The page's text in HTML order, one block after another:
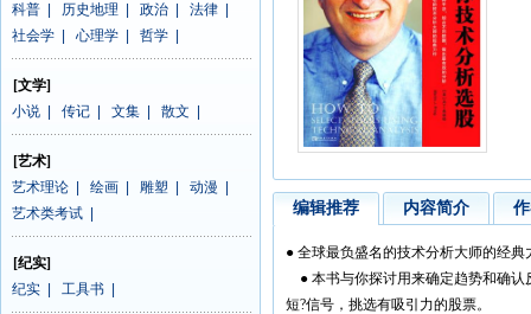
科普
历史地理 政治 法律
社会学
心理学 哲学
[文学]
小说
传记 文集 散文
[艺术]
艺术理论
绘画 雕塑 动漫
艺术类考试
[纪实]
纪实
工具书
编辑推荐 内容简介
● 全球最负盛名的技术分析大师的经
● 本书与你探讨用来确定趋势和确认
短?信号，挑选有吸引力的股票。